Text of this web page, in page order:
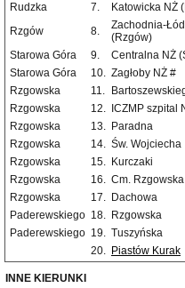
Rudzka
7.
Katowicka NŻ
Rzgów
8.
Zachodnia-
(Rzgów)
Starowa Góra
9.
Centralna NŻ
Starowa Góra
10. Zagłoby NŻ #
Rzgowska
11.
Rzgowska
12.
ICZMP szpital
Rzgowska
13. Paradna
Rzgowska
14. Św. Wojciecha
Rzgowska
15. Kurczaki
Rzgowska
16. Cm. Rzgowska
Rzgowska
17. Dachowa
Paderewskiego 18. Rzgowska
Paderewskiego 19. Tuszyńska
20. Piastów Kurak
INNE KIERUNKI